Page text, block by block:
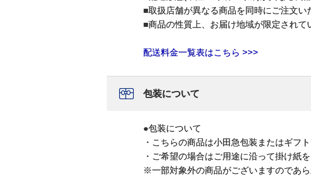
■取扱店舗が異なる商品を同時にご注文い
■商品の性質上、お届け地域が限定されて
配送料金一覧表はこちら >>>
包装について
●包装について
・こちらの商品は小田急包装またはギフ
・ご希望の場合はご用途に沿って掛け紙
※一部対象外の商品がございますのであら